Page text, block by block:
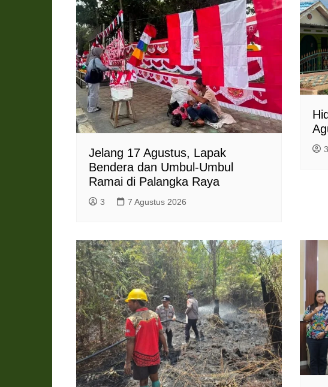
d
l
y
Jelang 17 Agustus, Lapak
Bendera dan Umbul-Umbul
Ramai di Palangka Raya
3 7 Agustus 2026
3